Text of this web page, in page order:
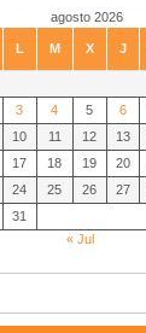
agosto 2026
L M X J
3 4 5 6
10 11 12 13
17 18 19 20
24 25 26 27
31
« Jul